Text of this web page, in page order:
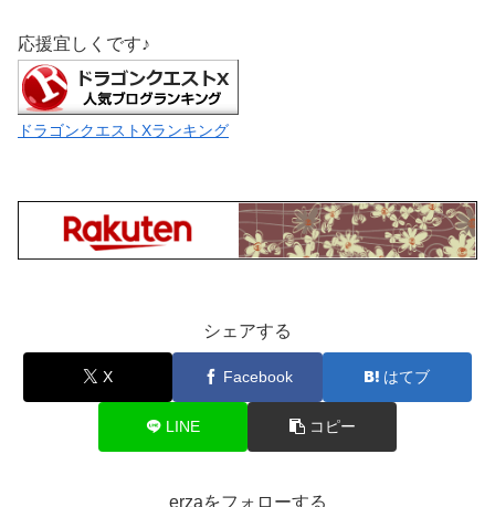
応援宜しくです♪
ドラゴンクエストXランキング
シェアする
X Facebook はてブ
LINE コピー
erzaをフォローする